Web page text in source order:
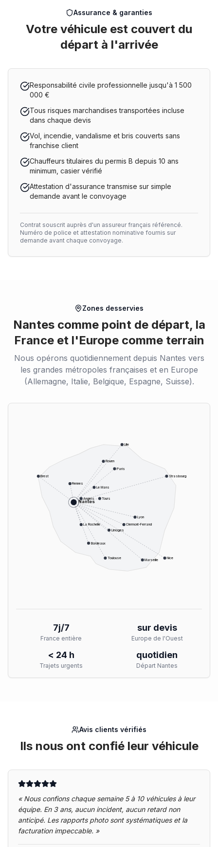
Assurance & garanties
Votre véhicule est couvert du
départ à l'arrivée
Responsabilité civile professionnelle jusqu'à 1 500
000 €
Tous risques marchandises transportées incluse
dans chaque devis
Vol, incendie, vandalisme et bris couverts sans
franchise client
Chauffeurs titulaires du permis B depuis 10 ans
minimum, casier vérifié
Attestation d'assurance transmise sur simple
demande avant le convoyage
Contrat souscrit auprès d'un assureur français référencé.
Numéro de police et attestation nominative fournis sur
demande avant chaque convoyage.
Zones desservies
Nantes comme point de départ, la
France et l'Europe comme terrain
Nous opérons quotidiennement depuis Nantes vers
les grandes métropoles françaises et en Europe
(Allemagne, Italie, Belgique, Espagne, Suisse).
Nantes
Paris
Lyon
Marseille
Toulouse
Bordeaux
Nice
Strasbourg
Lille
Rennes
Angers
Le Mans
Tours
Limoges
Clermont-Ferrand
Rouen
Brest
La Rochelle
7j/7
France entière
sur devis
Europe de l'Ouest
< 24 h
Trajets urgents
quotidien
Départ Nantes
Avis clients vérifiés
Ils nous ont confié leur véhicule
« Nous confions chaque semaine 5 à 10 véhicules à leur
équipe. En 3 ans, aucun incident, aucun retard non
anticipé. Les rapports photo sont systématiques et la
facturation impeccable. »